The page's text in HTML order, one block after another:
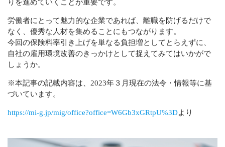
りを進めていくことが重要です。
労働者にとって魅力的な企業であれば、離職を防げるだけで
なく、優秀な人材を集めることにもつながります。
今回の保険料率引き上げを単なる負担増としてとらえずに、
自社の雇用環境改善のきっかけとして捉えてみてはいかがで
しょうか。
※本記事の記載内容は、2023年３月現在の法令・情報等に基
づいています。
https://mi-g.jp/mig/office?office=W6Gb3xGRtpU%3Dより